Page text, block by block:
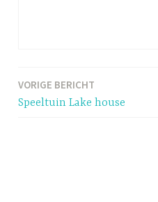
Bericht
navigatie
VORIGE BERICHT
Speeltuin Lake house